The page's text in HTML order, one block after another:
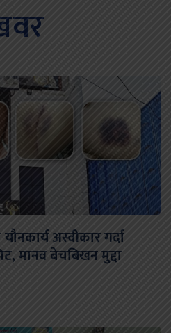
अस्वीकार गर्दा
मानव बेचबिखन मुद्दा